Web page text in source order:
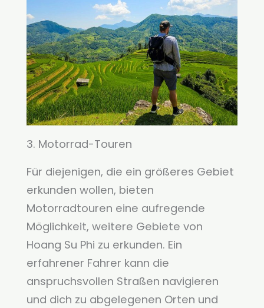
3. Motorrad-Touren
Für diejenigen, die ein größeres Gebiet
erkunden wollen, bieten
Motorradtouren eine aufregende
Möglichkeit, weitere Gebiete von
Hoang Su Phi zu erkunden. Ein
erfahrener Fahrer kann die
anspruchsvollen Straßen navigieren
und dich zu abgelegenen Orten und